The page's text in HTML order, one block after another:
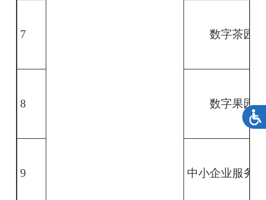
7 数字茶园
8 数字果园
9 中小企业服务